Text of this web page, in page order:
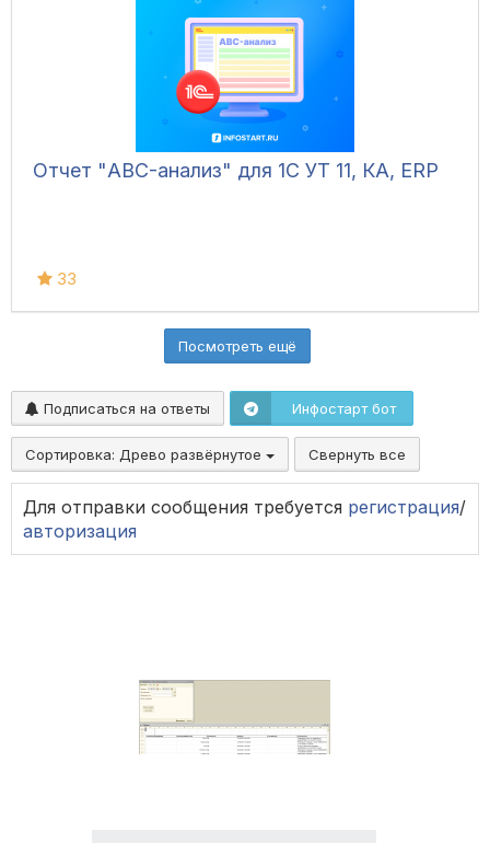
Отчет "ABC-анализ" для 1С УТ 11, КА, ERP
33
Посмотреть ещё
Подписаться на ответы Инфостарт бот
Сортировка: Древо развёрнутое Свернуть все
Для отправки сообщения требуется регистрация/
авторизация